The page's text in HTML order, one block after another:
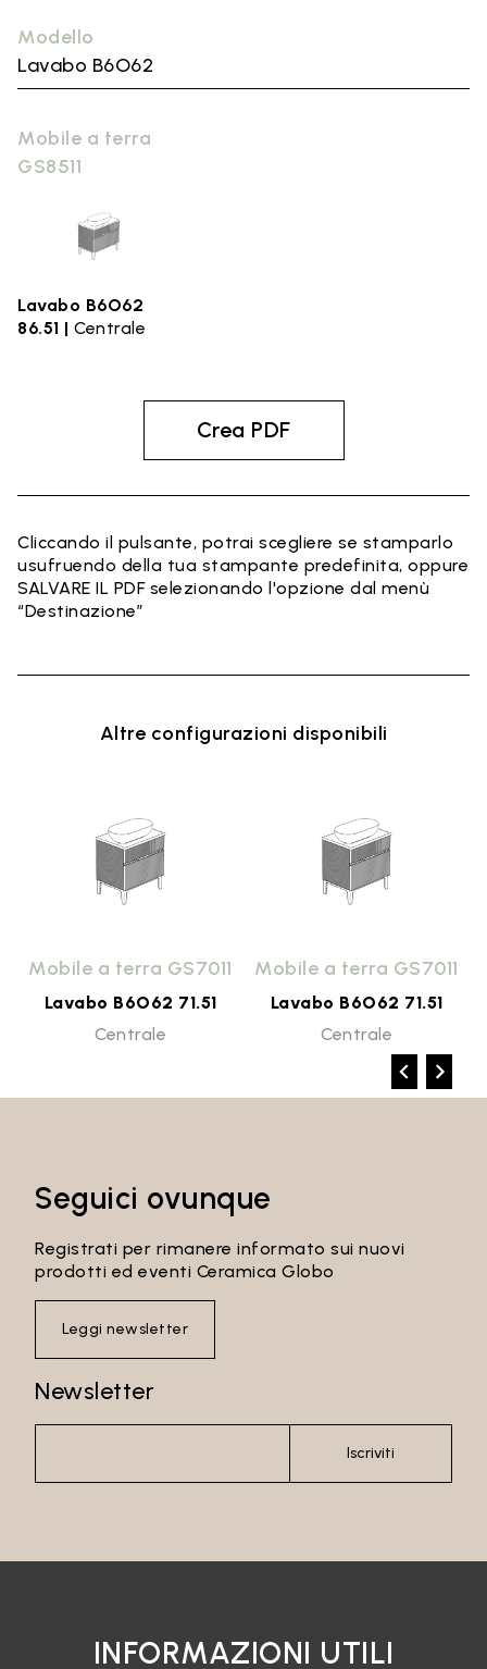
Modello
Lavabo B6O62
Mobile a terra
GS8511
Lavabo B6O62
86.51 | Centrale
Crea PDF
Cliccando il pulsante, potrai scegliere se stamparlo
usufruendo della tua stampante predefinita, oppure
SALVARE IL PDF selezionando l'opzione dal menù
“Destinazione”
Altre configurazioni disponibili
Mobile a terra GS7011
Lavabo B6O62 71.51
Centrale
Mobile a terra GS7011
Lavabo B6O62 71.51
Centrale
Seguici ovunque
Registrati per rimanere informato sui nuovi
prodotti ed eventi Ceramica Globo
Leggi newsletter
Newsletter
Iscriviti
INFORMAZIONI UTILI